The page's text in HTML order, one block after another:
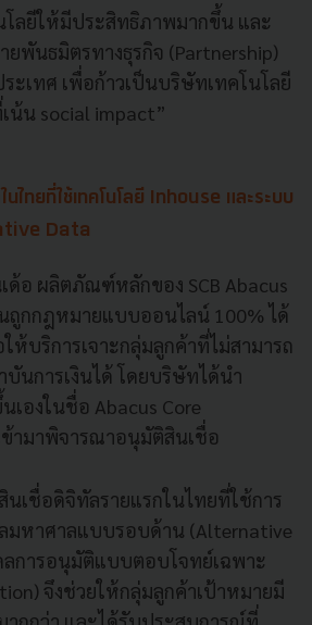
โลยีให้มีประสิทธิภาพมากขึ้น และ
ยพันธมิตรทางธุรกิจ (Partnership)
ะเทศ เพื่อก้าวเป็นบริษัทเทคโนโลยี
น้น social impact”
นไทยที่ใช้เทคโนโลยี Inhouse และระบบ
Data
ด้อ ผลิตภัณฑ์หลักของ SCB Abacus
ถูกกฎหมายแบบออนไลน์ 100% ได้
บริการเจาะกลุ่มลูกค้าที่ไม่สามารถ
บันการเงินได้ โดยบริษัทได้นำ
องในชื่อ Abacus Core
ข้ามาพิจารณาอนุมัติสินเชื่อ
เชื่อดิจิทัลรายแรกในไทยที่ใช้การ
มหาศาลแบบรอบด้าน (Alternative
ลการอนุมัติแบบตอบโจทย์เฉพาะ
จึงช่วยให้กลุ่มลูกค้าเป้าหมายมี